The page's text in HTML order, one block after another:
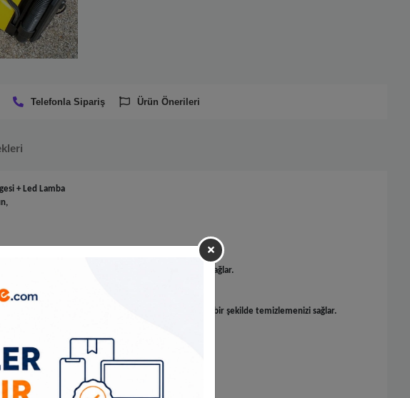
Telefonla Sipariş Ürün Önerileri
+ Led Lamba
olarak lastik, top, deniz topu vs. şişirme imkânı sağlar.
alanı ve yer döşemesindeki tozu ve kiri mükemmel bir şekilde temizlemenizi sağlar.
zaman boşaltılması gerektiğini görmenizi sağlar.